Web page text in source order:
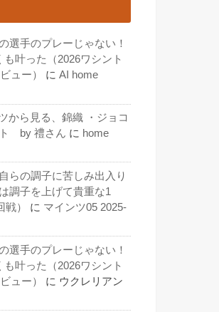
選手のプレーじゃない！
叶った（2026ワシント
ュー）
に AI home
から見る、錦織 ・ジョコ
ト by 禮さん に home
らの調子に苦しみ出入り
調子を上げて貴重な1
）
に マインツ05 2025-
選手のプレーじゃない！
叶った（2026ワシント
ュー）
に ウクレリアン